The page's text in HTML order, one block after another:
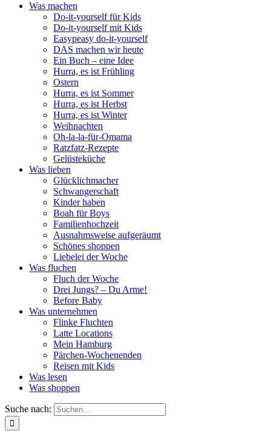
Was machen
Do-it-yourself für Kids
Do-it-yourself mit Kids
Easypeasy do-it-yourself
DAS machen wir heute
Ein Buch – eine Idee
Hurra, es ist Frühling
Ostern
Hurra, es ist Sommer
Hurra, es ist Herbst
Hurra, es ist Winter
Weihnachten
Oh-la-la-für-Omama
Ratzfatz-Rezepte
Gelüsteküche
Was lieben
Glücklichmacher
Schwangerschaft
Kinder haben
Boah für Boys
Familienhochzeit
Ausnahmsweise aufgeräumt
Schönes shoppen
Liebelei der Woche
Was fluchen
Fluch der Woche
Drei Jungs? – Du Arme!
Before Baby
Was unternehmen
Flinke Fluchten
Latte Locations
Mein Hamburg
Pärchen-Wochenenden
Reisen mit Kids
Was lesen
Was shoppen
Suche nach: